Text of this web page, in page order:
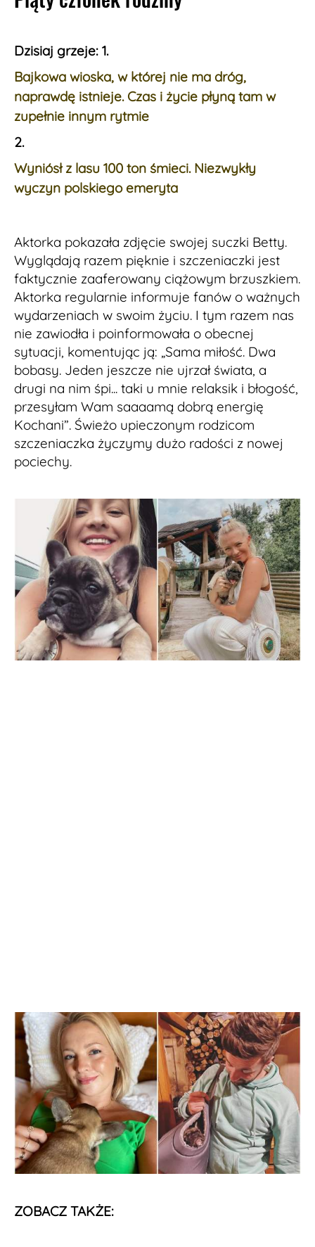
Dzisiaj grzeje: 1.
Bajkowa wioska, w której nie ma dróg,
naprawdę istnieje. Czas i życie płyną tam w
zupełnie innym rytmie
2.
Wyniósł z lasu 100 ton śmieci. Niezwykły
wyczyn polskiego emeryta
Aktorka pokazała zdjęcie swojej suczki Betty.
Wyglądają razem pięknie i szczeniaczki jest
faktycznie zaaferowany ciążowym brzuszkiem.
Aktorka regularnie informuje fanów o ważnych
wydarzeniach w swoim życiu. I tym razem nas
nie zawiodła i poinformowała o obecnej
sytuacji, komentując ją: „Sama miłość. Dwa
bobasy. Jeden jeszcze nie ujrzał świata, a
drugi na nim śpi... taki u mnie relaksik i błogość,
przesyłam Wam saaaamą dobrą energię
Kochani”. Świeżo upieczonym rodzicom
szczeniaczka życzymy dużo radości z nowej
pociechy.
ZOBACZ TAKŻE: